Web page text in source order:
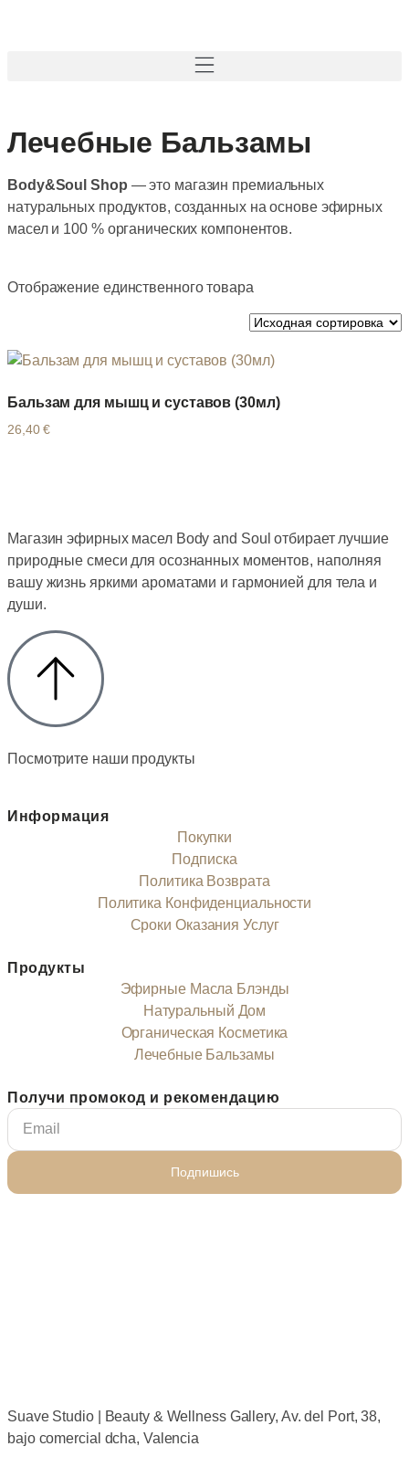
Лечебные Бальзамы
Body&Soul Shop — это магазин премиальных
натуральных продуктов, созданных на основе эфирных
масел и 100 % органических компонентов.
Отображение единственного товара
Бальзам для мышц и суставов (30мл)
26,40€
Магазин эфирных масел Body and Soul отбирает лучшие
природные смеси для осознанных моментов, наполняя
вашу жизнь яркими ароматами и гармонией для тела и
души.
Посмотрите наши продукты
Информация
Покупки
Подписка
Политика Возврата
Политика Конфиденциальности
Сроки Оказания Услуг
Продукты
Эфирные Масла Блэнды
Натуральный Дом
Органическая Косметика
Лечебные Бальзамы
Получи промокод и рекомендацию
Подпишись
Suave Studio | Beauty & Wellness Gallery, Av. del Port, 38,
bajo comercial dcha, Valencia